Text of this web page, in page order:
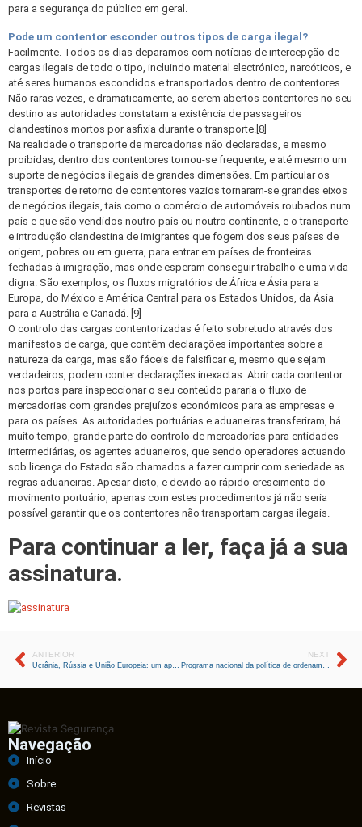
para a segurança do público em geral.
Pode um contentor esconder outros tipos de carga ilegal?
Facilmente. Todos os dias deparamos com notícias de intercepção de
cargas ilegais de todo o tipo, incluindo material electrónico, narcóticos, e
até seres humanos escondidos e transportados dentro de contentores.
Não raras vezes, e dramaticamente, ao serem abertos contentores no seu
destino as autoridades constatam a existência de passageiros
clandestinos mortos por asfixia durante o transporte.[8]
Na realidade o transporte de mercadorias não declaradas, e mesmo
proibidas, dentro dos contentores tornou-se frequente, e até mesmo um
suporte de negócios ilegais de grandes dimensões. Em particular os
transportes de retorno de contentores vazios tornaram-se grandes eixos
de negócios ilegais, tais como o comércio de automóveis roubados num
país e que são vendidos noutro país ou noutro continente, e o transporte
e introdução clandestina de imigrantes que fogem dos seus países de
origem, pobres ou em guerra, para entrar em países de fronteiras
fechadas à imigração, mas onde esperam conseguir trabalho e uma vida
digna. São exemplos, os fluxos migratórios de África e Ásia para a
Europa, do México e América Central para os Estados Unidos, da Ásia
para a Austrália e Canadá. [9]
O controlo das cargas contentorizadas é feito sobretudo através dos
manifestos de carga, que contêm declarações importantes sobre a
natureza da carga, mas são fáceis de falsificar e, mesmo que sejam
verdadeiros, podem conter declarações inexactas. Abrir cada contentor
nos portos para inspeccionar o seu conteúdo pararia o fluxo de
mercadorias com grandes prejuízos económicos para as empresas e
para os países. As autoridades portuárias e aduaneiras transferiram, há
muito tempo, grande parte do controlo de mercadorias para entidades
intermediárias, os agentes aduaneiros, que sendo operadores actuando
sob licença do Estado são chamados a fazer cumprir com seriedade as
regras aduaneiras. Apesar disto, e devido ao rápido crescimento do
movimento portuário, apenas com estes procedimentos já não seria
possível garantir que os contentores não transportam cargas ilegais.
Para continuar a ler, faça já a sua
assinatura.
ANTERIOR
Ucrânia, Rússia e União Europeia: um apontamento
NEXT
Programa nacional da política de ordenamento do território (PNPOT)
Navegação
Início
Sobre
Revistas